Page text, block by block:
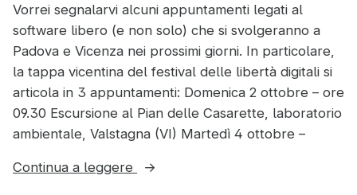
Vorrei segnalarvi alcuni appuntamenti legati al
software libero (e non solo) che si svolgeranno a
Padova e Vicenza nei prossimi giorni. In particolare,
la tappa vicentina del festival delle libertà digitali si
articola in 3 appuntamenti: Domenica 2 ottobre – ore
09.30 Escursione al Pian delle Casarette, laboratorio
ambientale, Valstagna (VI) Martedì 4 ottobre –
Continua a leggere
“Libertà